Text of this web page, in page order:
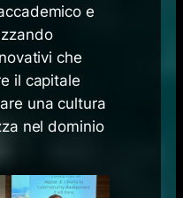
e
che
il capitale
una cultura
nel dominio